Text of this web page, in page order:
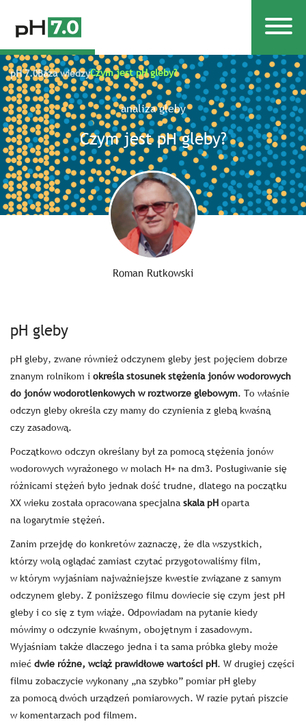
pH 7.0Baza wiedzyCzym jest pH gleby?
analiza gleby
Czym jest pH gleby?
Roman Rutkowski
pH gleby
pH gleby, zwane również odczynem gleby jest pojęciem dobrze
znanym rolnikom i określa stosunek stężenia jonów wodorowych
do jonów wodorotlenkowych w roztworze glebowym. To właśnie
odczyn gleby określa czy mamy do czynienia z glebą kwaśną
czy zasadową.
Początkowo odczyn określany był za pomocą stężenia jonów
wodorowych wyrażonego w molach H+ na dm3. Posługiwanie się
różnicami stężeń było jednak dość trudne, dlatego na początku
XX wieku została opracowana specjalna skala pH oparta
na logarytmie stężeń.
Zanim przejdę do konkretów zaznaczę, że dla wszystkich,
którzy wolą oglądać zamiast czytać przygotowaliśmy film,
w którym wyjaśniam najważniejsze kwestie związane z samym
odczynem gleby. Z poniższego filmu dowiecie się czym jest pH
gleby i co się z tym wiąże. Odpowiadam na pytanie kiedy
mówimy o odczynie kwaśnym, obojętnym i zasadowym.
Wyjaśniam także dlaczego jedna i ta sama próbka gleby może
mieć dwie różne, wciąż prawidłowe wartości pH. W drugiej części
filmu zobaczycie wykonany „na szybko” pomiar pH gleby
za pomocą dwóch urządzeń pomiarowych. W razie pytań piszcie
w komentarzach pod filmem.